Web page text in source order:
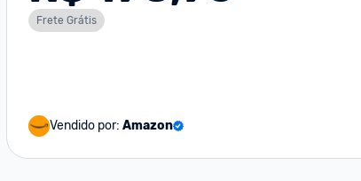
Frete Grátis
Vendido por: Amazon